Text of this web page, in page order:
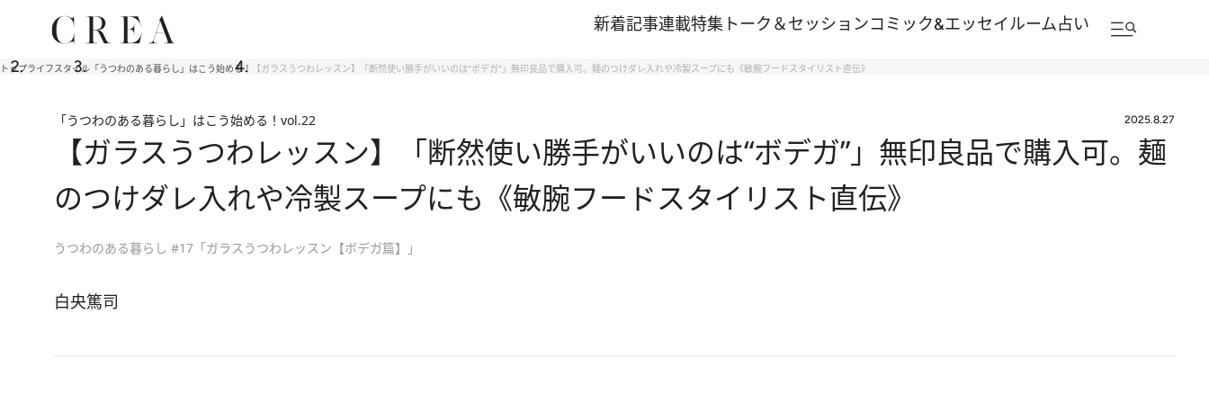
新着記事連載特集 トーク＆セッションコミック&エッセイルーム占い
トップライフスタイル 「うつわのある暮らし」はこう始める！ 【ガラスうつわレッスン】「断然使い勝手がいいのは“ボデガ”」無印良品で購入可。麺のつけダレ入れや冷製スープにも《敏腕フードスタイリスト直伝》
「うつわのある暮らし」はこう始める！ vol.22 2025.8.27
【ガラスうつわレッスン】「断然使い勝手がいいのは“ボデガ”」無印良品で購入可。麺
のつけダレ入れや冷製スープにも《敏腕フードスタイリスト直伝》
うつわのある暮らし #17「ガラスうつわレッスン【ボデガ篇】」
白央篤司